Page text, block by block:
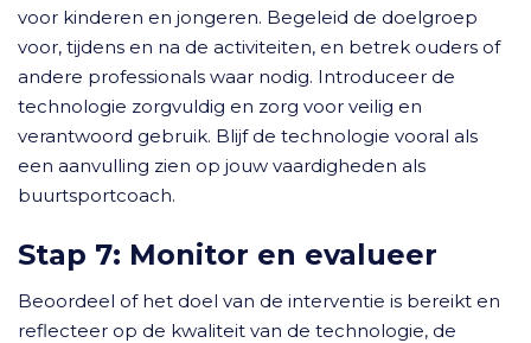
voor kinderen en jongeren. Begeleid de doelgroep
voor, tijdens en na de activiteiten, en betrek ouders of
andere professionals waar nodig. Introduceer de
technologie zorgvuldig en zorg voor veilig en
verantwoord gebruik. Blijf de technologie vooral als
een aanvulling zien op jouw vaardigheden als
buurtsportcoach.
Stap 7: Monitor en evalueer
Beoordeel of het doel van de interventie is bereikt en
reflecteer op de kwaliteit van de technologie, de